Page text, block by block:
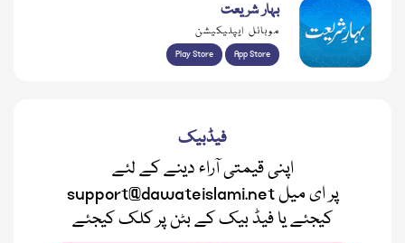
بہار شریعت
موبائل ایپلیکیشن
Play Store App Store
فیڈبیک
اپنی قیمتی آراء دینے کے لئے
support@dawateislami.net پر ای میل
کیجئے یا فیڈ بیک کے بٹن پر کلک کیجئے